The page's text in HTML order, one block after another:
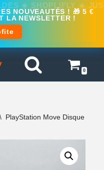
NOUVEAUTÉS ! 🎁 5 €
LA NEWSLETTER !
0
\ PlayStation Move Disque